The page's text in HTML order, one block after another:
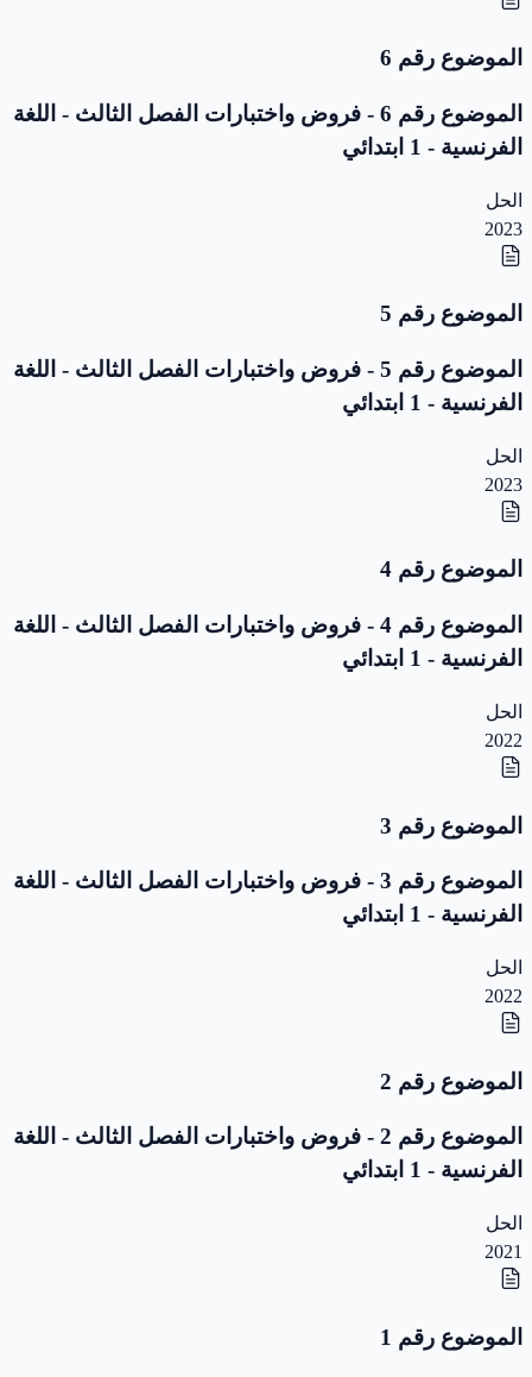
الموضوع رقم 6
الموضوع رقم 6 - فروض واختبارات الفصل الثالث - اللغة
الفرنسية - 1 ابتدائي
الحل
2023
الموضوع رقم 5
الموضوع رقم 5 - فروض واختبارات الفصل الثالث - اللغة
الفرنسية - 1 ابتدائي
الحل
2023
الموضوع رقم 4
الموضوع رقم 4 - فروض واختبارات الفصل الثالث - اللغة
الفرنسية - 1 ابتدائي
الحل
2022
الموضوع رقم 3
الموضوع رقم 3 - فروض واختبارات الفصل الثالث - اللغة
الفرنسية - 1 ابتدائي
الحل
2022
الموضوع رقم 2
الموضوع رقم 2 - فروض واختبارات الفصل الثالث - اللغة
الفرنسية - 1 ابتدائي
الحل
2021
الموضوع رقم 1